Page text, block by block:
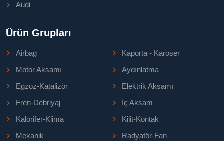
Audi
Ürün Grupları
Airbag
Kaporta - Karoser
Motor Aksamı
Aydınlatma
Egzoz-Katalizör
Elektrik Aksamı
Fren-Debriyaj
İç Aksam
Kalorifer-Klima
Kilit-Kontak
Mekanik
Radyatör-Fan